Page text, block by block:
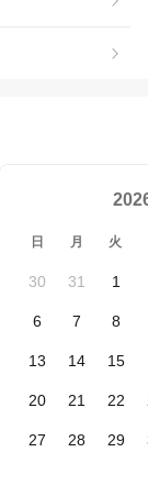
日 月 火
30 31 1
6 7 8
13 14 15
20 21 22
27 28 29